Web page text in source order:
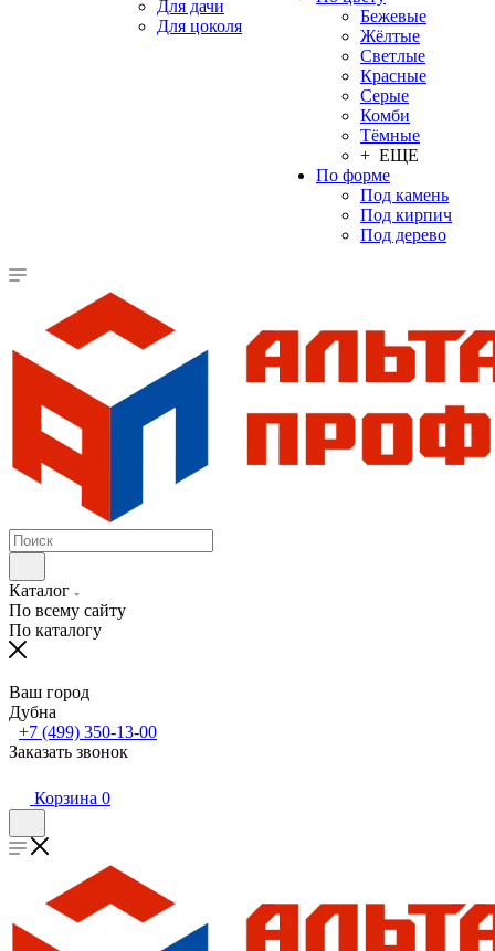
Для дачи
Для цоколя
Бежевые
Жёлтые
Светлые
Красные
Серые
Комби
Тёмные
+ ЕЩЕ
По форме
Под камень
Под кирпич
Под дерево
Каталог
По всему сайту
По каталогу
Ваш город
Дубна
+7 (499) 350-13-00
Заказать звонок
Корзина 0